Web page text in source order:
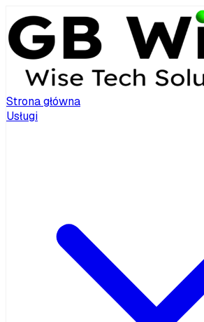
Strona główna
Usługi